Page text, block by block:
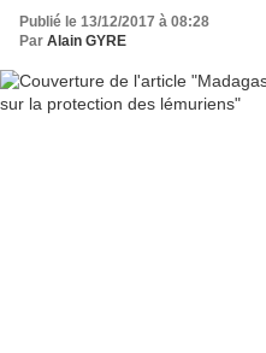
Publié le 13/12/2017 à 08:28
Par Alain GYRE